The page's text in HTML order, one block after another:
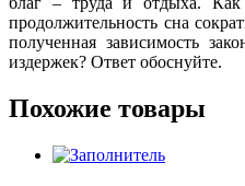
продолжительность сна
полученная зависимость
издержек? Ответ обоснуйте.
Похожие товары